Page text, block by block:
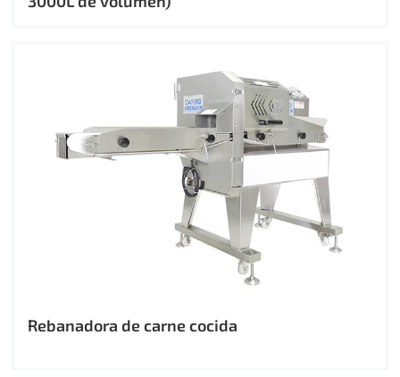
Rebanadora de carne cocida